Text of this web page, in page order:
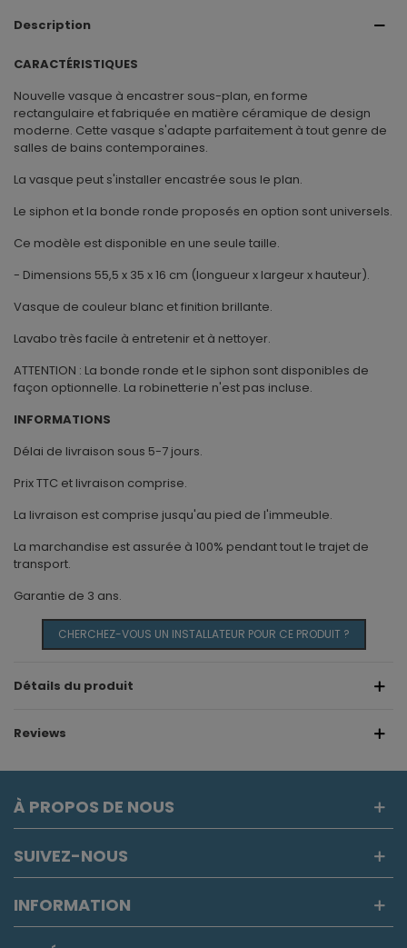
Description
CARACTÉRISTIQUES
Nouvelle vasque à encastrer sous-plan, en forme
rectangulaire et fabriquée en matière céramique de design
moderne. Cette vasque s'adapte parfaitement à tout genre de
salles de bains contemporaines.
La vasque peut s'installer encastrée sous le plan.
Le siphon et la bonde ronde proposés en option sont universels.
Ce modèle est disponible en une seule taille.
- Dimensions 55,5 x 35 x 16 cm (longueur x largeur x hauteur).
Vasque de couleur blanc et finition brillante.
Lavabo très facile à entretenir et à nettoyer.
ATTENTION : La bonde ronde et le siphon sont disponibles de
façon optionnelle. La robinetterie n'est pas incluse.
INFORMATIONS
Délai de livraison sous 5-7 jours.
Prix TTC et livraison comprise.
La livraison est comprise jusqu'au pied de l'immeuble.
La marchandise est assurée à 100% pendant tout le trajet de
transport.
Garantie de 3 ans.
CHERCHEZ-VOUS UN INSTALLATEUR POUR CE PRODUIT ?
Détails du produit
Reviews
À PROPOS DE NOUS
SUIVEZ-NOUS
INFORMATION